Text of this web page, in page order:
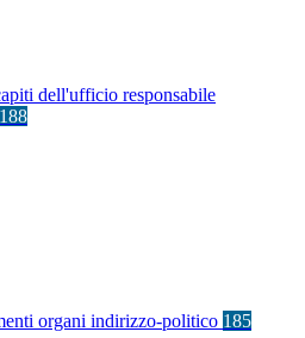
dell'ufficio responsabile
organi indirizzo-politico 185